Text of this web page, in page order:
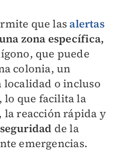
que las alertas
zona específica,
que puede
colonia, un
localidad o incluso
lo que facilita la
la reacción rápida y
de la
emergencias.